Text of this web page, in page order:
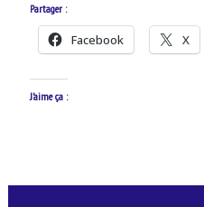
Partager :
Facebook X
J’aime ça :